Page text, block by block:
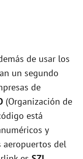
de usar los
un segundo
de
(Organización de
está
y
del